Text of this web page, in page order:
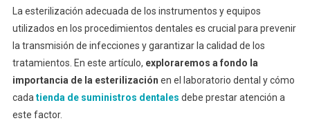
La esterilización adecuada de los instrumentos y equipos
utilizados en los procedimientos dentales es crucial para prevenir
la transmisión de infecciones y garantizar la calidad de los
tratamientos. En este artículo, exploraremos a fondo la
importancia de la esterilización en el laboratorio dental y cómo
cada tienda de suministros dentales debe prestar atención a
este factor.